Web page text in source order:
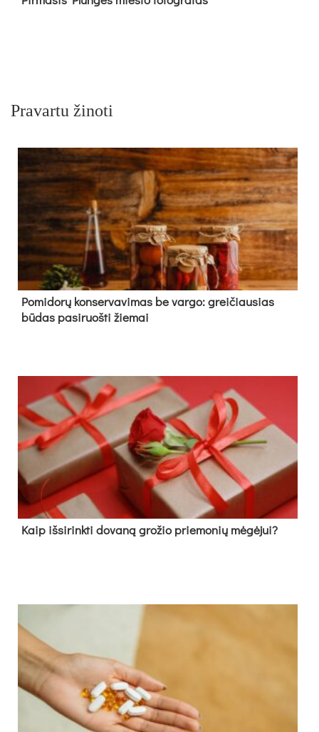
Pravartu žinoti
Pomidorų konservavimas be vargo: greičiausias
būdas pasiruošti žiemai
Kaip išsirinkti dovaną grožio priemonių mėgėjui?